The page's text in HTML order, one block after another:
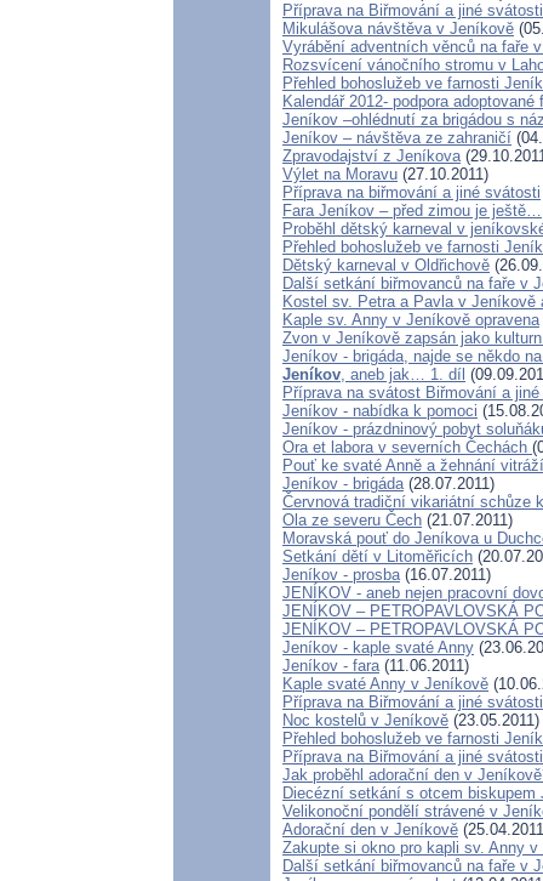
Příprava na Biřmování a jiné
Mikulášova návštěva v Jeníkově
Vyrábění adventních věnců na faře
Rozsvícení vánočního stromu v
Přehled bohoslužeb ve farnosti
Kalendář 2012- podpora
Jeníkov –ohlédnutí za brigádou s
Jeníkov – návštěva ze zahraničí
Zpravodajství z Jeníkova
Výlet na Moravu (27.10.2011)
Příprava na biřmování a jiné svátosti
Fara Jeníkov – před zimou je ještě…
Proběhl dětský karneval v
Přehled bohoslužeb ve farnosti
Dětský karneval v Oldřichově
Další setkání biřmovanců na faře v
Kostel sv. Petra a Pavla v Jeníkově
Kaple sv. Anny v Jeníkově opravena
Zvon v Jeníkově zapsán jako
Jeníkov - brigáda, najde se někdo
Jeníkov, aneb jak… 1. díl
Příprava na svátost Biřmování a
Jeníkov - nabídka k pomoci
Jeníkov - prázdninový pobyt
Ora et labora v severních Čechách
Pouť ke svaté Anně a žehnání
Jeníkov - brigáda(28.07.2011)
Červnová tradiční vikariátní schůze
Ola ze severu Čech (21.07.2011)
Moravská pouť do Jeníkova u
Setkání dětí v Litoměřicích
Jeníkov - prosba(16.07.2011)
JENÍKOV - aneb nejen pracovní
JENÍKOV – PETROPAVLOVSKÁ
JENÍKOV – PETROPAVLOVSKÁ
Jeníkov - kaple svaté Anny
Jeníkov - fara(11.06.2011)
Kaple svaté Anny v Jeníkově
Příprava na Biřmování a jiné svátosti
Noc kostelů v Jeníkově (23.05.2011)
Přehled bohoslužeb ve farnosti
Příprava na Biřmování a jiné svátosti
Jak proběhl adorační den v
Diecézní setkání s otcem
Velikonoční pondělí strávené v
Adorační den v Jeníkově
Zakupte si okno pro kapli sv. Anny
Další setkání biřmovanců na faře v